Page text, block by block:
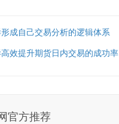
成自己交易分析的逻辑体系
效提升期货日内交易的成功率
官方推荐